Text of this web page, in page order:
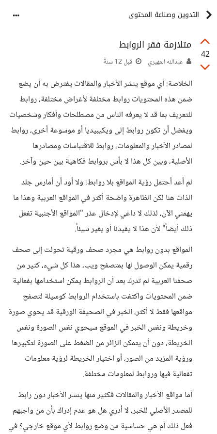
التدوين وصناعة المحتوى
42
متلازمة فقر الروابط
عبدالله المهيري قبل 12 سنةً
الخلاصة: أي موقع ينشر الأخبار والمقالات يفترض به أن يضع
ضمن هذه المحتويات روابط مختلفة لأغراض مختلفة، روابط
للتعريف بما قد لا يعرفه الناس من مصطلحات وأفكار وشخصيات
ويفضل أن تكون روابط إلى ويكيبيديا أو موسوعة أخرى، روابط
لمصادر الأخبار والمعلومات، روابط للاقتباسات ومصادرها
الأصلية، وبين كل هذا لا بأس بروابط فكاهية بين حين وآخر.
لم أعد أحتمل رؤية المواقع بلا روابط! ولا أود أن أمارس جلد
الذات هنا لكن الظاهرة واضحة أكثر في المواقع العربية وهذا ما
يهمني الآن، لذلك لا داعي لإدخال عذر "المواقع الأجنبية تفعل
ذلك أيضاً" لأن هذا لا يفيدنا أو يغير شيئاً.
المواقع بدون روابط هي مجرد صحف ورقية تحولت إلى صحف
رقمية يمكن الوصول لها بمتصفح ويب، هذا كل شيء، كثير من
صحفنا العربية لم تدرك بعد أن الروابط يمكن استخدامها بفعالية
ضمن المحتويات واكتفت باستخدام الروابط كوسيلة لتصفح
مواقعها فقط لا أكثر، الخبر في الصحيفة الورقية قد يحوي صورة
وخريطة ونفس الخبر في الموقع سيحوي نفس الصورة ونفس
الخريطة، دون أن يتمكن الزائر من الضغط على الصورة لتكبيرها
ورؤية المزيد من الصور، أو اختيار الخريطة لرؤية معلومات
تفعالية فيها وروابط لمعلومات مختلفة.
أما مواقع الأخبار والمقالات فكثير منها ينشر الأخبار دون رابط
للمصدر الأصلي للخبر، لا أدري هل هو عدم إدراك بأن من واجبهم
فعل ذلك أم هي حساسية من وضع روابط لأي موقع خارجي؟ في